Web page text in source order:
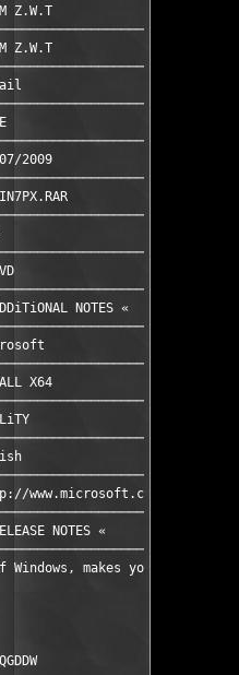
Z.W.T
Z.W.T
2009
NOTES «
X64
NOTES «
Windows, makes your PC
QGDDW